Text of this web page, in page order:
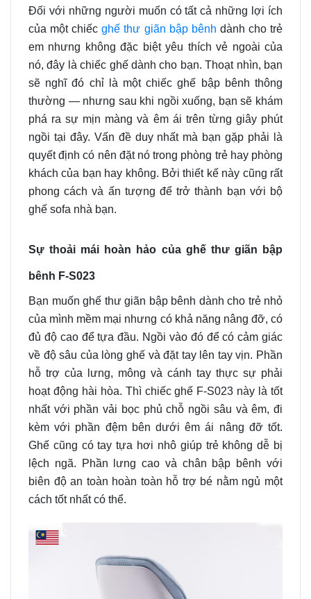
Đối với những người muốn có tất cả những lợi ích
của một chiếcghế thư giãn bập bênh dành cho trẻ
em nhưng không đặc biệt yêu thích vẻ ngoài của
nó, đây là chiếc ghế dành cho bạn. Thoạt nhìn, bạn
sẽ nghĩ đó chỉ là một chiếc ghế bập bênh thông
thường — nhưng sau khi ngồi xuống, bạn sẽ khám
phá ra sự mịn màng và êm ái trên từng giây phút
ngồi tại đây. Vấn đề duy nhất mà bạn gặp phải là
quyết định có nên đặt nó trong phòng trẻ hay phòng
khách của bạn hay không. Bởi thiết kế này cũng rất
phong cách và ấn tượng để trở thành bạn với bộ
ghế sofa nhà bạn.
Sự thoải mái hoàn hảo của ghế thư giãn bập
bênh F-S023
Bạn muốn ghế thư giãn bập bênh dành cho trẻ nhỏ
của mình mềm mại nhưng có khả năng nâng đỡ, có
đủ độ cao để tựa đầu. Ngồi vào đó để có cảm giác
về độ sâu của lòng ghế và đặt tay lên tay vịn. Phần
hỗ trợ của lưng, mông và cánh tay thực sự phải
hoạt động hài hòa. Thì chiếc ghế F-S023 này là tốt
nhất với phần vải bọc phủ chỗ ngồi sâu và êm, đi
kèm với phần đệm bên dưới êm ái nâng đỡ tốt.
Ghế cũng có tay tựa hơi nhô giúp trẻ không dễ bị
lệch ngã. Phần lưng cao và chân bập bênh với
biên độ an toàn hoàn toàn hỗ trợ bé nằm ngủ một
cách tốt nhất có thể.